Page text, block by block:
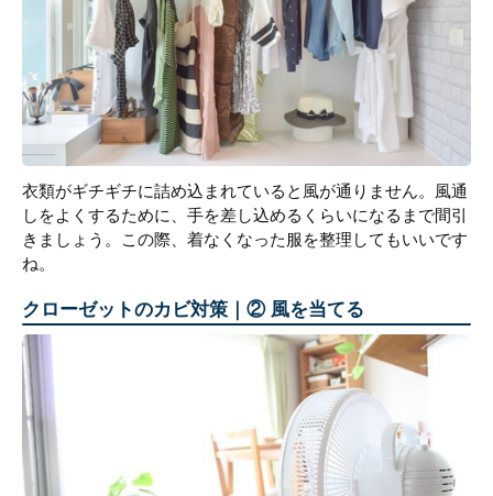
衣類がギチギチに詰め込まれていると風が通りません。風通
しをよくするために、手を差し込めるくらいになるまで間引
きましょう。この際、着なくなった服を整理してもいいです
ね。
クローゼットのカビ対策｜② 風を当てる